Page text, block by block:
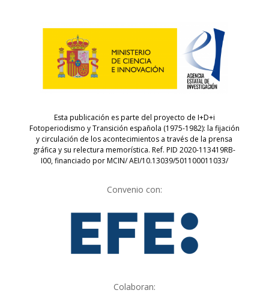
Esta publicación es parte del proyecto de I+D+i
Fotoperiodismo y Transición española (1975-1982): la fijación
y circulación de los acontecimientos a través de la prensa
gráfica y su relectura memorística. Ref. PID 2020-113419RB-
I00, financiado por MCIN/ AEI/10.13039/501100011033/
Convenio con:
Colaboran: